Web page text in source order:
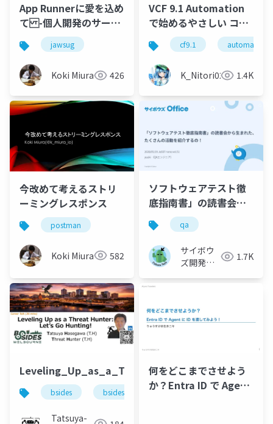
App Runnerに愛を込め
て -個人開発のサービ
スで活躍したApp
Runnerとこれから-
jawsug
Koki Miura 426
VCF 9.1 Automation
で始めるやさしい コン
テナ基盤 kubectlな
しで始める おうちコン
テナ入門編
cf9.1 automation
K_Nitori0221 1.4K
今改めて考えるストリ
ーミングレスポンス
postman
Koki Miura 582
ソフトウェアテスト徹
底指南書」の読書会か
ら生まれた、たくさん
の活動を紹介するの！
qa
サイボウ
ズ開発本
1.7K
bsides bsidesmelb threathunting
Tatsuya-
何をどこまでさせよう
か？Entra ID で Agent